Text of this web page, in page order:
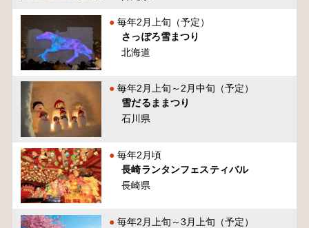
毎年2月上旬（予定）
さっぽろ雪まつり
北海道
毎年2月上旬～2月中旬（予定）
雪だるままつり
石川県
毎年2月頃
長崎ランタンフェスティバル
長崎県
毎年2月上旬～3月上旬（予定）